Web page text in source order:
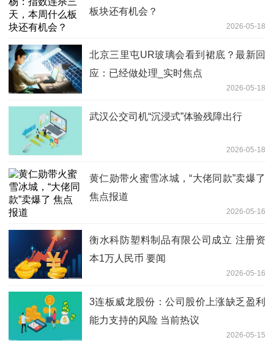
板块还有机会？
2026-05-18
北京三里屯UR玻璃会看到裙底？最新回
应：已经做处理_实时焦点
2026-05-18
武汉公交司机“沉浸式”体验残障出行
2026-05-18
黄仁勋带火蜜雪冰城，“大佬同款”卖爆了
焦点报道
2026-05-16
衡水科防塑料制品有限公司成立 注册资
本1万人民币 要闻
2026-05-16
3连板威龙股份：公司股价上涨缺乏盈利
能力支持的风险 当前热议
2026-05-15